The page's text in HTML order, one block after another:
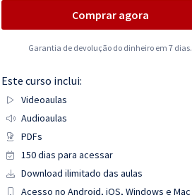
Comprar agora
Garantia de devolução do dinheiro em 7 dias.
Este curso inclui:
Videoaulas
Audioaulas
PDFs
150 dias para acessar
Download ilimitado das aulas
Acesso no Android, iOS, Windows e Mac